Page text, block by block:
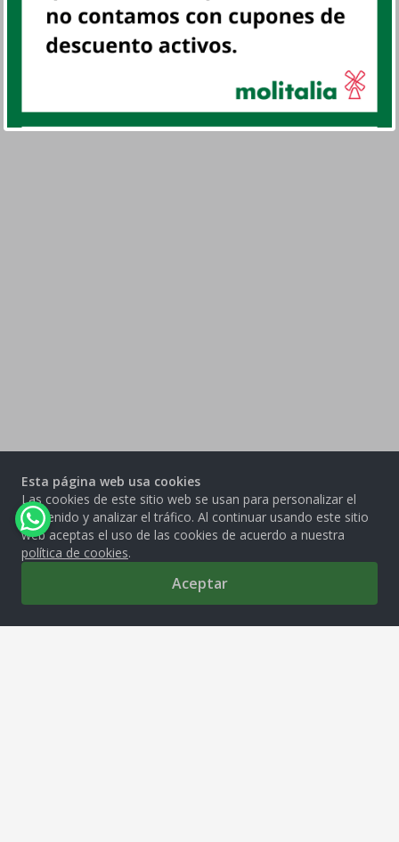
No se encontraron productos
No se encontraron productos que coincidan con tu
Esta página web usa cookies
Las cookies de este sitio web se usan para personalizar el
contenido y analizar el tráfico. Al continuar usando este sitio
web aceptas el uso de las cookies de acuerdo a nuestra
política de cookies.
Aceptar